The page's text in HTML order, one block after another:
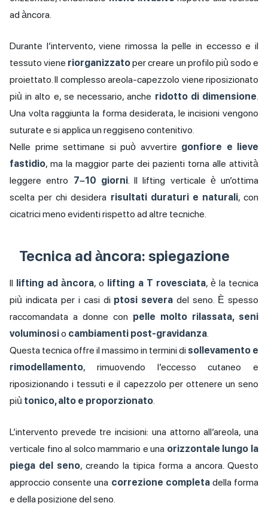
ad àncora.
Durante l’intervento, viene rimossa la pelle in eccesso e il
tessuto viene riorganizzatoper creare un profilo più sodo e
proiettato. Il complesso areola-capezzolo viene riposizionato
più in alto e, se necessario, anche ridotto di dimensione
Una volta raggiunta la forma desiderata, le incisioni vengono
suturate e si applica un reggiseno contenitivo.
Nelle prime settimane si può avvertire gonfiore e lieve
fastidio, ma la maggior parte dei pazienti torna alle attività
leggere entro 7–10 giorni. Il lifting verticale è un’ottima
scelta per chi desidera risultati duraturi e naturali, con
cicatrici meno evidenti rispetto ad altre tecniche.
Tecnica ad àncora: spiegazione
Il lifting ad àncora, o lifting a T rovesciata, è la tecnica
più indicata per i casi di ptosi severa del seno. È spesso
raccomandata a donne con pelle molto rilassata, seni
voluminosio cambiamenti post-gravidanza
Questa tecnica offre il massimo in termini di sollevamento e
rimodellamento, rimuovendo l’eccesso cutaneo e
riposizionando i tessuti e il capezzolo per ottenere un seno
più tonico, alto e proporzionato
L’intervento prevede tre incisioni: una attorno all’areola, una
verticale fino al solco mammario e una orizzontale lungo la
piega del seno, creando la tipica forma a ancora. Questo
approccio consente una correzione completadella forma
e della posizione del seno.